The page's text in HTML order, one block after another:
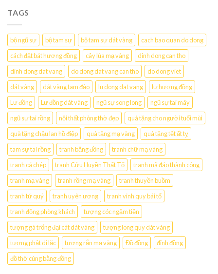
TAGS
bộ ngũ sự bộ tam sự bộ tam sự dát vàng
cach bao quan do dong
cách đặt bát hương đồng
cây lúa mạ vàng
dinh dong can tho
dinh dong dat vang
do dong dat vang can tho
do dong viet
dát vàng
dát vàng tam đảo lu dong dat vang
lư hương đồng
Lư đồng
Lư đồng dát vàng ngũ sự song long
ngũ sự tai mây
ngũ sự tai rồng
nội thất phòng thờ đẹp
quà tặng cho người tuổi mùi
quà tặng chậu lan hồ điệp
quà tặng mạ vàng
quà tặng tết ất tỵ
tam sự tai rồng
tranh bằng đồng
tranh chữ mạ vàng
tranh cá chép
tranh Cửu Huyền Thất Tổ
tranh mã đáo thành công
tranh mạ vàng
tranh rồng mạ vàng
tranh thuyền buồm
tranh tứ quý
tranh uyên ương
tranh vinh quy bái tổ
tranh đồng phòng khách
tượng cóc ngậm tiền
tượng gà trống đại cát dát vàng
tượng long quy dát vàng
tượng phật di lặc
tượng rắn mạ vàng Đồ đồng
đỉnh đồng
đồ thờ cúng bằng đồng